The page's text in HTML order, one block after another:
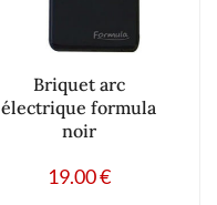
Briquet arc
électrique formula
noir
19.00€